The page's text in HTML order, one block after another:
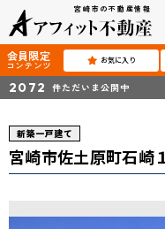
宮崎市の不動産情報
会員限定
コンテンツ お気に入り
2072 件ただいま公開中
新築一戸建て
宮崎市佐土原町石崎